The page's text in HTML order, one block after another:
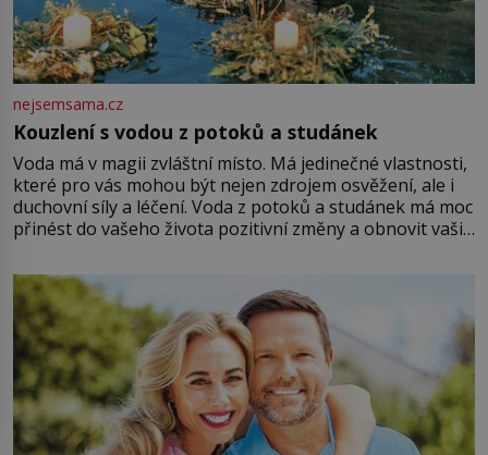
nejsemsama.cz
Kouzlení s vodou z potoků a studánek
Voda má v magii zvláštní místo. Má jedinečné vlastnosti,
které pro vás mohou být nejen zdrojem osvěžení, ale i
duchovní síly a léčení. Voda z potoků a studánek má moc
přinést do vašeho života pozitivní změny a obnovit vaši
můžete obohatit své rituály a přinést do svého života
větší harmonii a klid. Je důležité